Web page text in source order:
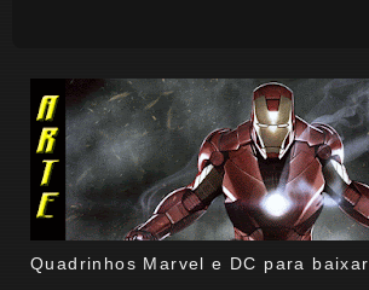
Quadrinhos Marvel e DC para baixar.